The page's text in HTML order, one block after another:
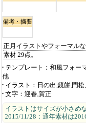
備考・摘要
正月イラストやフォーマル
素材 29点。
テンプレート
和風フォー
他
イラスト
日の出,鏡餅,門
文字
迎春,賀正
イラストはサイズが小さめ
2015/11/28：通年素材は